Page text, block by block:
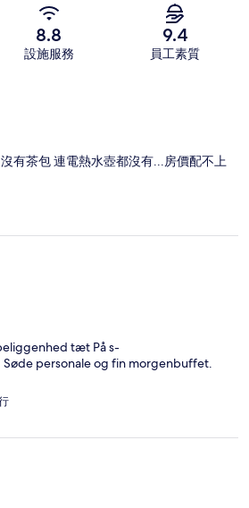
8.8
設施服務
9.4
員工素質
有茶包 連電熱水壺都沒有...房價配不上
tæt På s-
personale og fin morgenbuffet.